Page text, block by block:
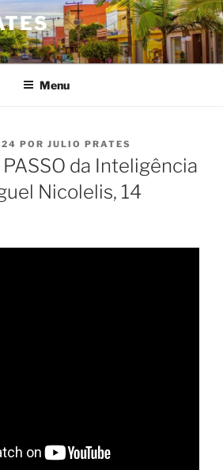
Menu
POR JULIO PRATES
da Inteligência
Nicolelis, 14